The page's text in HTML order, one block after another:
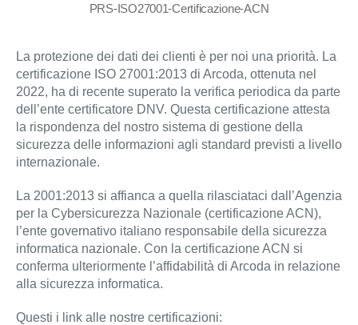
PRS-ISO27001-Certificazione-ACN
La protezione dei dati dei clienti è per noi una priorità. La
certificazione ISO 27001:2013 di Arcoda, ottenuta nel
2022, ha di recente superato la verifica periodica da parte
dell’ente certificatore DNV. Questa certificazione attesta
la rispondenza del nostro sistema di gestione della
sicurezza delle informazioni agli standard previsti a livello
internazionale.
La 2001:2013 si affianca a quella rilasciataci dall’Agenzia
per la Cybersicurezza Nazionale (certificazione ACN),
l’ente governativo italiano responsabile della sicurezza
informatica nazionale. Con la certificazione ACN si
conferma ulteriormente l’affidabilità di Arcoda in relazione
alla sicurezza informatica.
Questi i link alle nostre certificazioni: